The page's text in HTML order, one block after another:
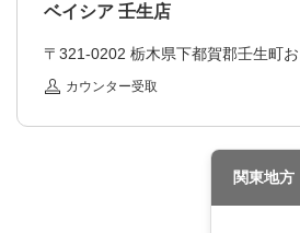
ベイシア 壬生店
〒321-0202 栃木県下都賀郡壬生町
カウンター受取
関東地方